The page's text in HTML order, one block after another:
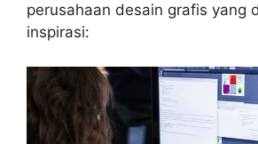
perusahaan desain grafis yang
inspirasi: